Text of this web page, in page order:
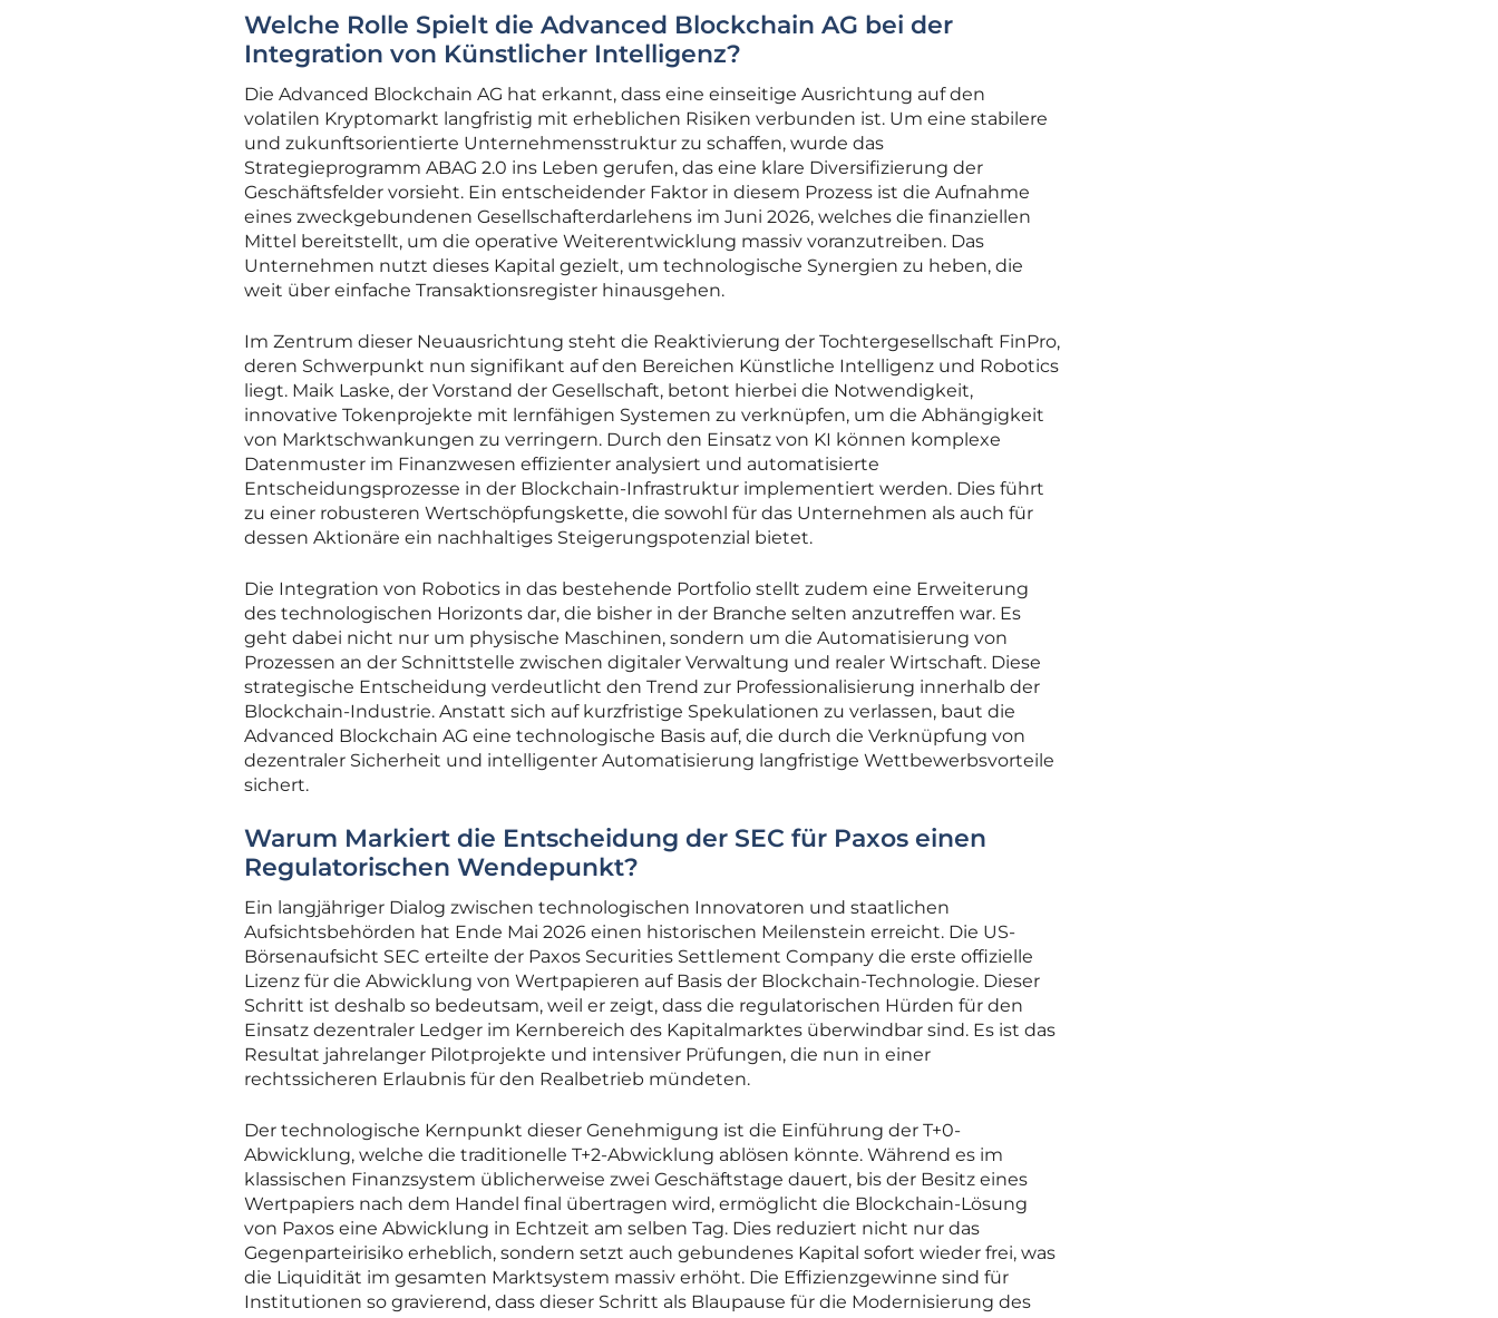
Welche Rolle Spielt die Advanced Blockchain AG bei der
Integration von Künstlicher Intelligenz?
Die Advanced Blockchain AG hat erkannt, dass eine einseitige Ausrichtung auf den
volatilen Kryptomarkt langfristig mit erheblichen Risiken verbunden ist. Um eine stabilere
und zukunftsorientierte Unternehmensstruktur zu schaffen, wurde das
Strategieprogramm ABAG 2.0 ins Leben gerufen, das eine klare Diversifizierung der
Geschäftsfelder vorsieht. Ein entscheidender Faktor in diesem Prozess ist die Aufnahme
eines zweckgebundenen Gesellschafterdarlehens im Juni 2026, welches die finanziellen
Mittel bereitstellt, um die operative Weiterentwicklung massiv voranzutreiben. Das
Unternehmen nutzt dieses Kapital gezielt, um technologische Synergien zu heben, die
weit über einfache Transaktionsregister hinausgehen.
Im Zentrum dieser Neuausrichtung steht die Reaktivierung der Tochtergesellschaft FinPro,
deren Schwerpunkt nun signifikant auf den Bereichen Künstliche Intelligenz und Robotics
liegt. Maik Laske, der Vorstand der Gesellschaft, betont hierbei die Notwendigkeit,
innovative Tokenprojekte mit lernfähigen Systemen zu verknüpfen, um die Abhängigkeit
von Marktschwankungen zu verringern. Durch den Einsatz von KI können komplexe
Datenmuster im Finanzwesen effizienter analysiert und automatisierte
Entscheidungsprozesse in der Blockchain-Infrastruktur implementiert werden. Dies führt
zu einer robusteren Wertschöpfungskette, die sowohl für das Unternehmen als auch für
dessen Aktionäre ein nachhaltiges Steigerungspotenzial bietet.
Die Integration von Robotics in das bestehende Portfolio stellt zudem eine Erweiterung
des technologischen Horizonts dar, die bisher in der Branche selten anzutreffen war. Es
geht dabei nicht nur um physische Maschinen, sondern um die Automatisierung von
Prozessen an der Schnittstelle zwischen digitaler Verwaltung und realer Wirtschaft. Diese
strategische Entscheidung verdeutlicht den Trend zur Professionalisierung innerhalb der
Blockchain-Industrie. Anstatt sich auf kurzfristige Spekulationen zu verlassen, baut die
Advanced Blockchain AG eine technologische Basis auf, die durch die Verknüpfung von
dezentraler Sicherheit und intelligenter Automatisierung langfristige Wettbewerbsvorteile
sichert.
Warum Markiert die Entscheidung der SEC für Paxos einen
Regulatorischen Wendepunkt?
Ein langjähriger Dialog zwischen technologischen Innovatoren und staatlichen
Aufsichtsbehörden hat Ende Mai 2026 einen historischen Meilenstein erreicht. Die US-
Börsenaufsicht SEC erteilte der Paxos Securities Settlement Company die erste offizielle
Lizenz für die Abwicklung von Wertpapieren auf Basis der Blockchain-Technologie. Dieser
Schritt ist deshalb so bedeutsam, weil er zeigt, dass die regulatorischen Hürden für den
Einsatz dezentraler Ledger im Kernbereich des Kapitalmarktes überwindbar sind. Es ist das
Resultat jahrelanger Pilotprojekte und intensiver Prüfungen, die nun in einer
rechtssicheren Erlaubnis für den Realbetrieb mündeten.
Der technologische Kernpunkt dieser Genehmigung ist die Einführung der T+0-
Abwicklung, welche die traditionelle T+2-Abwicklung ablösen könnte. Während es im
klassischen Finanzsystem üblicherweise zwei Geschäftstage dauert, bis der Besitz eines
Wertpapiers nach dem Handel final übertragen wird, ermöglicht die Blockchain-Lösung
von Paxos eine Abwicklung in Echtzeit am selben Tag. Dies reduziert nicht nur das
Gegenparteirisiko erheblich, sondern setzt auch gebundenes Kapital sofort wieder frei, was
die Liquidität im gesamten Marktsystem massiv erhöht. Die Effizienzgewinne sind für
Institutionen so gravierend, dass dieser Schritt als Blaupause für die Modernisierung des